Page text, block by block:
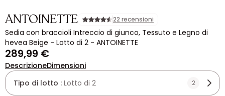
ANTOINETTE 22 recensioni
Sedia con braccioli Intreccio di giunco, Tessuto e Legno di
hevea Beige - Lotto di 2 - ANTOINETTE
289,99 €
DescrizioneDimensioni
Tipo di lotto : Lotto di 2 2